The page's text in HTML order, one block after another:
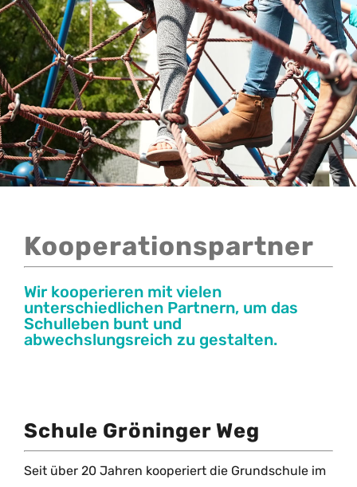
Kontakt
Kooperationspartner
Wir kooperieren mit vielen
unterschiedlichen Partnern, um das
Schulleben bunt und
abwechslungsreich zu gestalten.
Schule Gröninger Weg
Seit über 20 Jahren kooperiert die Grundschule im